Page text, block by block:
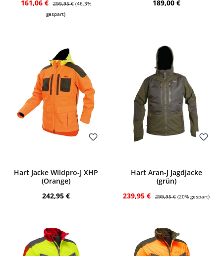
Verkaufspreis:
161,06 € 299,95 € (46.3%
gespart)
Regulärer Preis:
189,00 €
Hart Jacke Wildpro-J XHP
(Orange)
Regulärer Preis:
242,95 €
Hart Aran-J Jagdjacke
(grün)
Verkaufspreis:
239,95 € Regulärer Preis:
299,95 € (20% gespart)